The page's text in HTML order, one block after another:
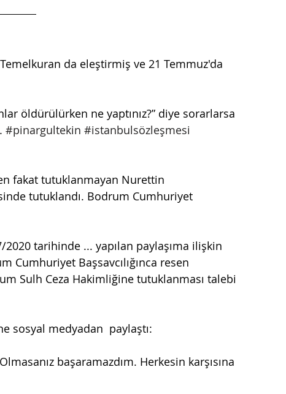
da eleştirmiş ve 21 Temmuz'da
öldürülürken ne yaptınız?” diye sorarlarsa
#pinargultekin #istanbulsözleşmesi
fakat tutuklanmayan Nurettin
tutuklandı. Bodrum Cumhuriyet
tarihinde ... yapılan paylaşıma ilişkin
Cumhuriyet Başsavcılığınca resen
Sulh Ceza Hakimliğine tutuklanması talebi
sosyal medyadan  paylaştı:
başaramazdım. Herkesin karşısına